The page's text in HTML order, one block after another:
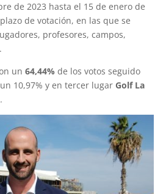
de 2023 hasta el 15 de enero de
de votación, en las que se
profesores, campos,
un 64,44% de los votos seguido
10,97% y en tercer lugar Golf La